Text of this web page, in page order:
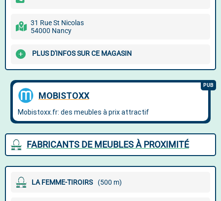
31 Rue St Nicolas
54000 Nancy
PLUS D'INFOS SUR CE MAGASIN
FABRICANTS DE MEUBLES À PROXIMITÉ
LA FEMME-TIROIRS (500 m)